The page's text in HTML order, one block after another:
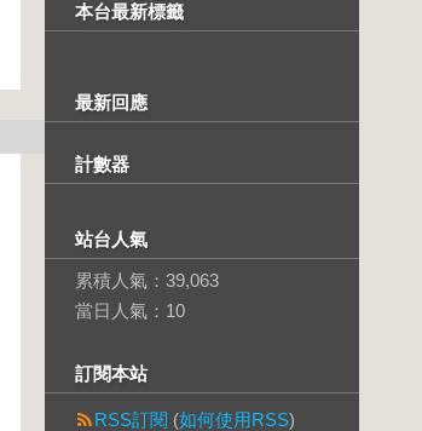
本台最新標籤
最新回應
計數器
站台人氣
累積人氣： 39,063
當日人氣： 10
訂閱本站
RSS訂閱 (如何使用RSS)